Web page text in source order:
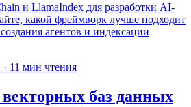
и LlamaIndex для разработки AI-
какой фреймворк лучше подходит
агентов и индексации
· 11 мин чтения
баз данных